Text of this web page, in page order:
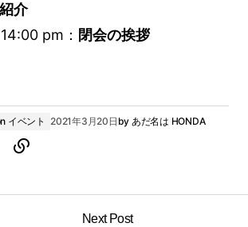
介
pm： 閉会の挨拶
イベント 2021年3月20日 by あだ名は HONDA
Next Post